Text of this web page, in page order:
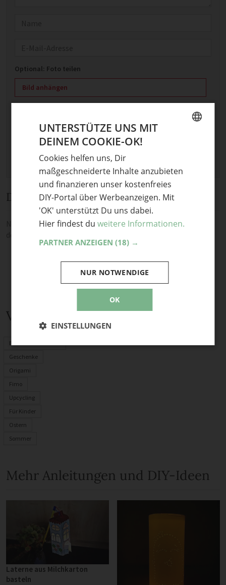
Optional: Foto teilen
Bild anhängen
Keine Datei ausgewählt
Bild
Diskussion
Noch keine Kommentare — sei die Erste oder der Erste und teile
Verwandte Themen
Basteln mit Kindern
Geschenke
Origami
Fimo
Upcycling
Für Kinder
Ostern
Sommer
Mehr Anleitungen und DIY-Ideen
Laterne aus Milchkarton
basteln
UNTERSTÜTZE UNS MIT
DEINEM COOKIE-OK!
Cookies helfen uns, Dir
maßgeschneiderte Inhalte anzubieten
und finanzieren unser kostenfreies
DIY-Portal über Werbeanzeigen. Mit
'OK' unterstützt Du uns dabei.
Hier findest du weitere Informationen.
PARTNER ANZEIGEN (18) →
OK
NUR NOTWENDIGE
EINSTELLUNGEN